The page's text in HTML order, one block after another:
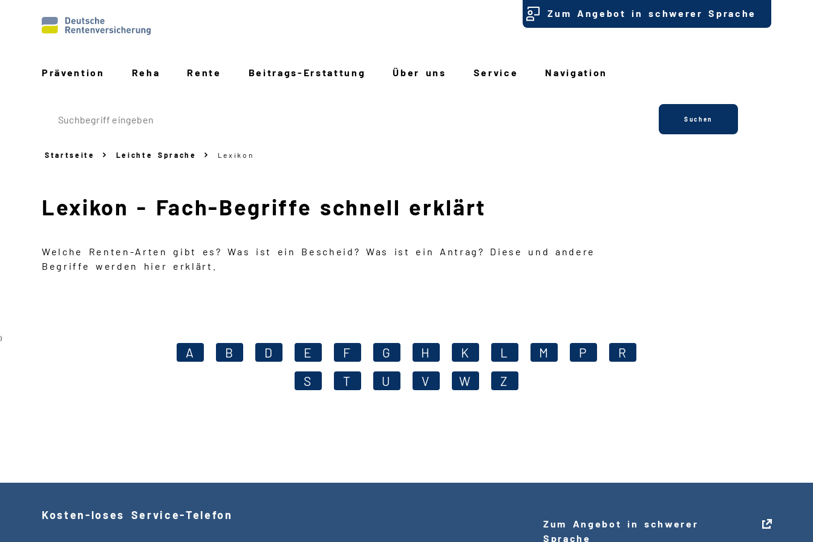
Zum Angebot in schwerer Sprache
Prävention Reha Rente Beitrags- Erstattung Über uns Service Navigation
Suchen
Startseite Leichte Sprache Lexikon
Lexikon - Fach-Begriffe schnell erklärt
Welche Renten-Arten gibt es? Was ist ein Bescheid? Was ist ein Antrag? Diese und andere
Begriffe werden hier erklärt.
)
A B D E F G H K L M P
R
S
T U V W Z
Kosten-loses Service-Telefon
Zum Angebot in schwerer
Sprache